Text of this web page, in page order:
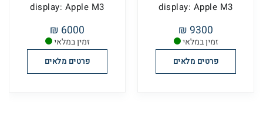
זמין במלאי
display: Apple M3
9300 ₪
פרטים מלאים
זמין במלאי
display: Apple M3
6000 ₪
פרטים מלאים